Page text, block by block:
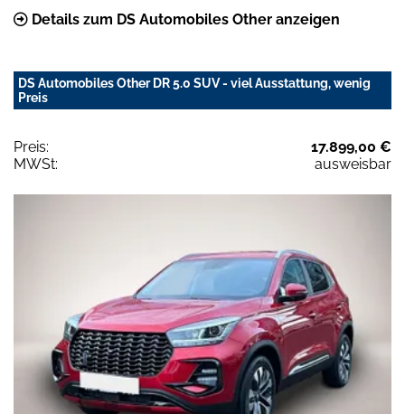
Details zum DS Automobiles Other anzeigen
DS Automobiles Other DR 5.0 SUV - viel Ausstattung, wenig
Preis
Preis:
17.899,00 €
MWSt:
ausweisbar